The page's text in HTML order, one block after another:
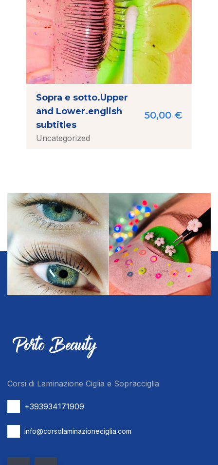
Sopra e sotto.Upper
and Lower.english
subtitles
Uncategorized
50,00 €
Corsi di Laminazione Ciglia e Sopracciglia
+393934171909
info@corsolaminazioneciglia.com